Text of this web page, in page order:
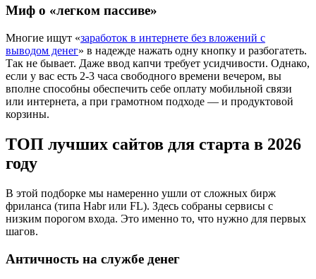
Миф о «легком пассиве»
Многие ищут «заработок в интернете без вложений с
выводом денег» в надежде нажать одну кнопку и разбогатеть.
Так не бывает. Даже ввод капчи требует усидчивости. Однако,
если у вас есть 2-3 часа свободного времени вечером, вы
вполне способны обеспечить себе оплату мобильной связи
или интернета, а при грамотном подходе — и продуктовой
корзины.
ТОП лучших сайтов для старта в 2026
году
В этой подборке мы намеренно ушли от сложных бирж
фриланса (типа Habr или FL). Здесь собраны сервисы с
низким порогом входа. Это именно то, что нужно для первых
шагов.
Античность на службе денег